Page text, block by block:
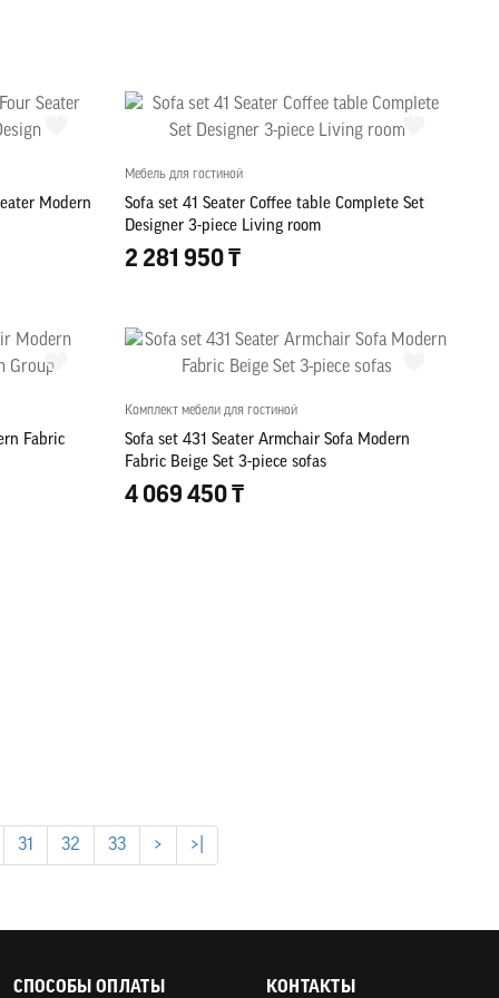
Modern
Мебель для гостиной
Sofa set 41 Seater Coffee table Complete Set
Designer 3-piece Living room
2 281 950 ₸
Fabric
Комплект мебели для гостиной
Sofa set 431 Seater Armchair Sofa Modern
Fabric Beige Set 3-piece sofas
4 069 450 ₸
31 32 33 > >|
СПОСОБЫ ОПЛАТЫ КОНТАКТЫ